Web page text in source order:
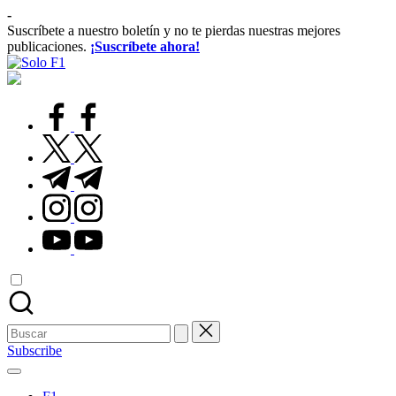
Saltar
al
contenido
-
Suscríbete a nuestro boletín y no te pierdas nuestras mejores
publicaciones. ¡Suscríbete ahora!
Para
facebook.com
twitter.com
t.me
instagram.com
youtube.com
Buscar:
Subscribe